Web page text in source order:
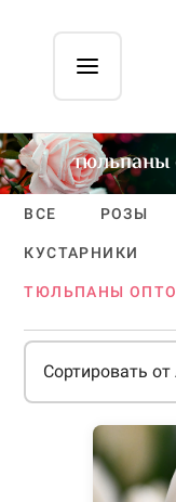
тюльпаны
ВСЕ РОЗЫ
КУСТАРНИКИ
ТЮЛЬПАНЫ
Сортировать